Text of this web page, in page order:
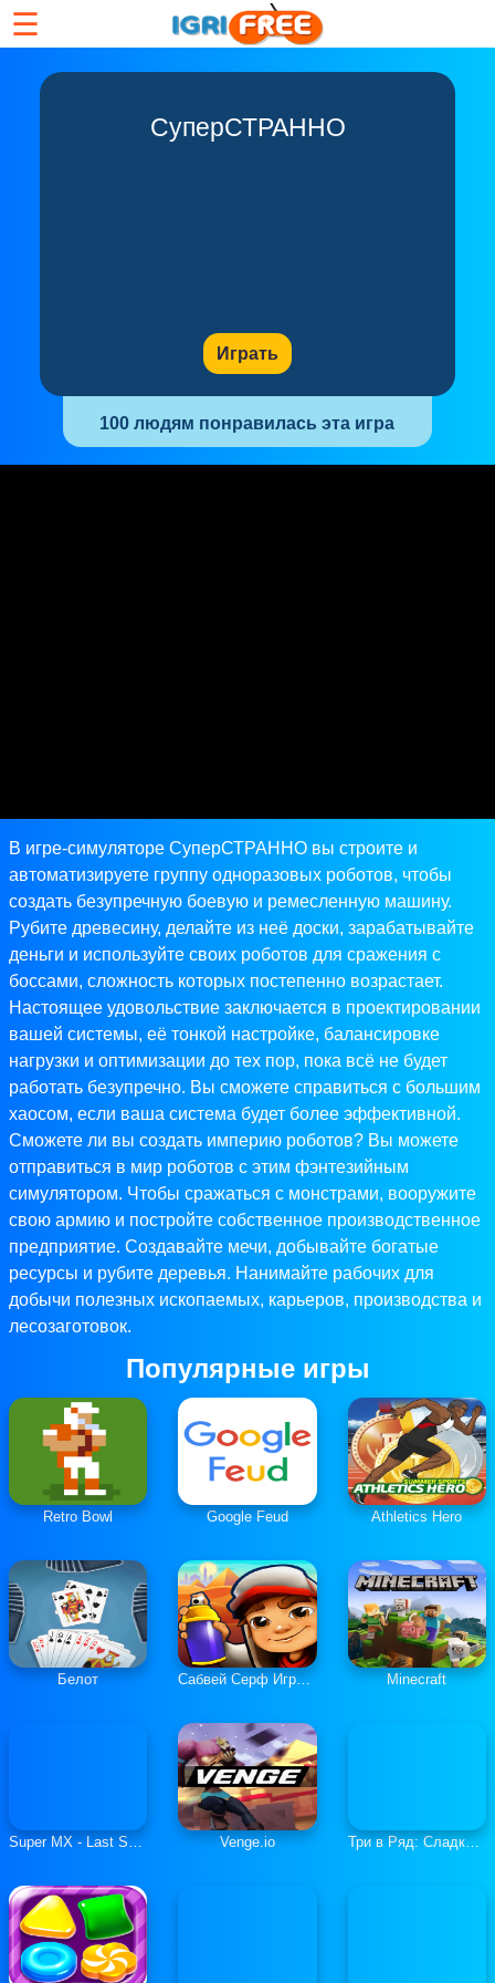
☰
СуперСТРАННО
Играть
100 людям понравилась эта игра
В игре-симуляторе СуперСТРАННО вы строите и
автоматизируете группу одноразовых роботов, чтобы
создать безупречную боевую и ремесленную машину.
Рубите древесину, делайте из неё доски, зарабатывайте
деньги и используйте своих роботов для сражения с
боссами, сложность которых постепенно возрастает.
Настоящее удовольствие заключается в проектировании
вашей системы, её тонкой настройке, балансировке
нагрузки и оптимизации до тех пор, пока всё не будет
работать безупречно. Вы сможете справиться с большим
хаосом, если ваша система будет более эффективной.
Сможете ли вы создать империю роботов? Вы можете
отправиться в мир роботов с этим фэнтезийным
симулятором. Чтобы сражаться с монстрами, вооружите
свою армию и постройте собственное производственное
предприятие. Создавайте мечи, добывайте богатые
ресурсы и рубите деревья. Нанимайте рабочих для
добычи полезных ископаемых, карьеров, производства и
лесозаготовок.
Популярные игры
Retro Bowl Google Feud Athletics Hero
Белот Сабвей Серф Играть Онлайн Minecraft
Super MX - Last Season Venge.io Три в Ряд: Сладкие Загадки